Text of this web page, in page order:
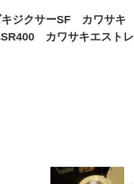
キジクサーSF カワサキ
カワサキエストレ